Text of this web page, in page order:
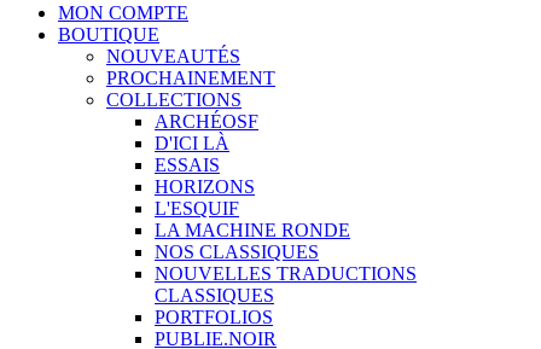
MON COMPTE
BOUTIQUE
NOUVEAUTÉS
PROCHAINEMENT
COLLECTIONS
ARCHÉOSF
D'ICI LÀ
ESSAIS
HORIZONS
L'ESQUIF
LA MACHINE RONDE
NOS CLASSIQUES
NOUVELLES TRADUCTIONS
CLASSIQUES
PORTFOLIOS
PUBLIE.NOIR